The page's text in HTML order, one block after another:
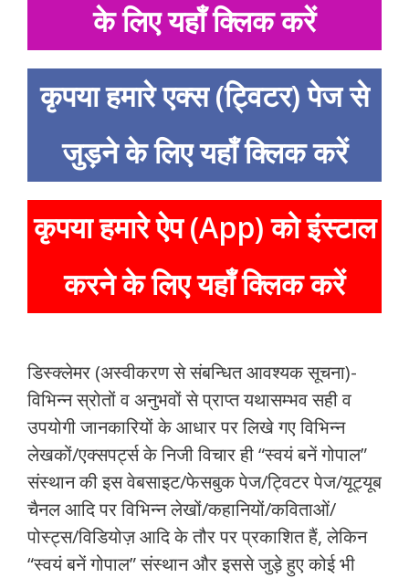
के लिए यहाँ क्लिक करें
कृपया हमारे एक्स (ट्विटर) पेज से
जुड़ने के लिए यहाँ क्लिक करें
कृपया हमारे ऐप (App) को इंस्टाल
करने के लिए यहाँ क्लिक करें
डिस्क्लेमर (अस्वीकरण से संबन्धित आवश्यक सूचना)-
विभिन्न स्रोतों व अनुभवों से प्राप्त यथासम्भव सही व
उपयोगी जानकारियों के आधार पर लिखे गए विभिन्न
लेखकों/एक्सपर्ट्स के निजी विचार ही “स्वयं बनें गोपाल”
संस्थान की इस वेबसाइट/फेसबुक पेज/ट्विटर पेज/यूट्यूब
चैनल आदि पर विभिन्न लेखों/कहानियों/कविताओं/
पोस्ट्स/विडियोज़ आदि के तौर पर प्रकाशित हैं, लेकिन
“स्वयं बनें गोपाल” संस्थान और इससे जुड़े हुए कोई भी